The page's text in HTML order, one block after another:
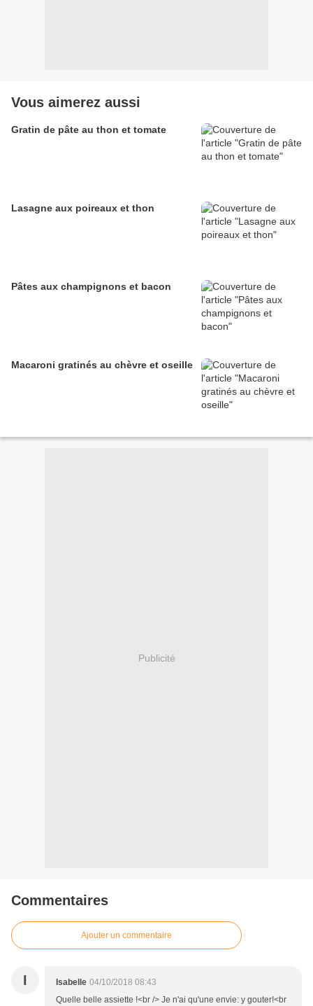
Vous aimerez aussi
Gratin de pâte au thon et tomate
Lasagne aux poireaux et thon
Pâtes aux champignons et bacon
Macaroni gratinés au chèvre et oseille
Publicité
Commentaires
Ajouter un commentaire
I Isabelle 04/10/2018 08:43
Quelle belle assiette !<br /> Je n'ai qu'une envie: y gouter!<br